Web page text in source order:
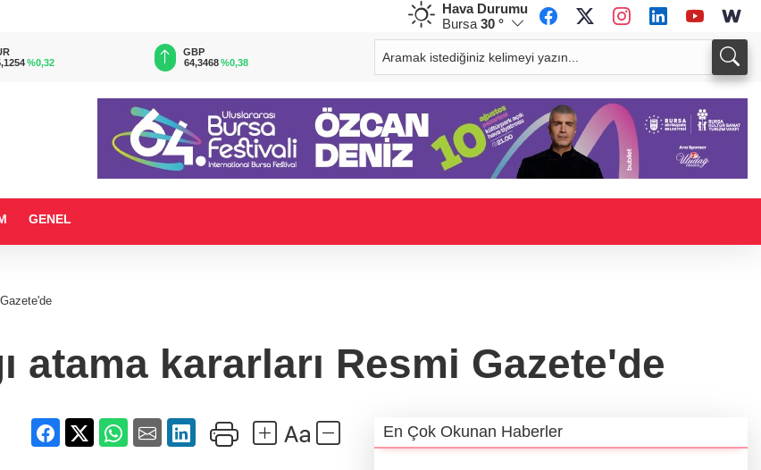
Hava Durumu
Bursa 30 °
%0,32
GBP
64,3468 %0,38
CHF
59,0083%0,82
34,1883
GENEL
atama kararları Resmi Gazete'de
En Çok Okunan Haberler